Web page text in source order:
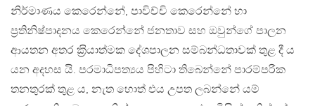
නිර්මාණය කෙරෙන්නේ, පාවිච්චි කෙරෙන්නේ හා
ප‍්‍රතිනිෂ්පාදනය කෙරෙන්නේ ජනතාව සහ ඔවුන්ගේ පාලන
ආයතන අතර ක‍්‍රියාත්මක දේශපාලන සම්බන්ධතාවක් තුළ දී ය
යන අදහස යි. පරමාධිපත්‍යය පිහිටා තිබෙන්නේ පාරම්පරික
තනතුරක් තුළ ය, නැත හොත් එය උපත ලබන්නේ යම්